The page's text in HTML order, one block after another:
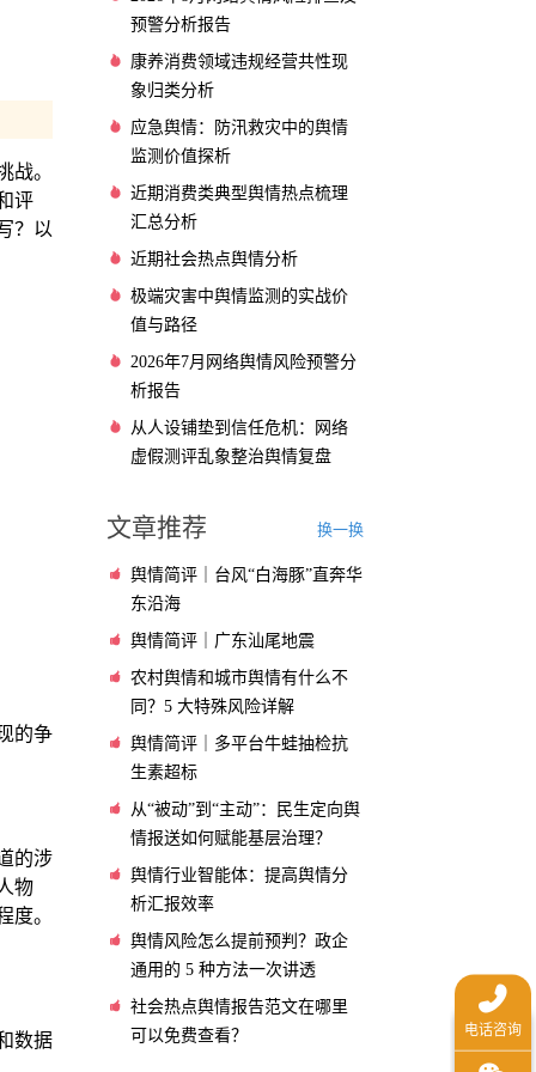
战。
评
？以
的争
的涉
物
度。
数据
预警分析报告
康养消费领域违规经营共性现
象归类分析
应急舆情：防汛救灾中的舆情
监测价值探析
近期消费类典型舆情热点梳理
汇总分析
近期社会热点舆情分析
极端灾害中舆情监测的实战价
值与路径
2026年7月网络舆情风险预警分
析报告
从人设铺垫到信任危机：网络
虚假测评乱象整治舆情复盘
文章推荐 换一换
舆情简评｜台风“白海豚”直奔华
东沿海
舆情简评｜广东汕尾地震
农村舆情和城市舆情有什么不
同？5 大特殊风险详解
舆情简评｜多平台牛蛙抽检抗
生素超标
从“被动”到“主动”：民生定向舆
情报送如何赋能基层治理？
舆情行业智能体：提高舆情分
析汇报效率
舆情风险怎么提前预判？政企
通用的 5 种方法一次讲透
社会热点舆情报告范文在哪里
可以免费查看？